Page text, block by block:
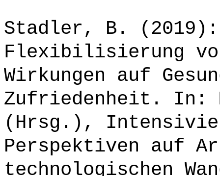
Stadler, B.
Flexibilisierung
Wirkungen auf
Zufriedenheit. In:
(Hrsg.),
Perspektiven auf
technologischen